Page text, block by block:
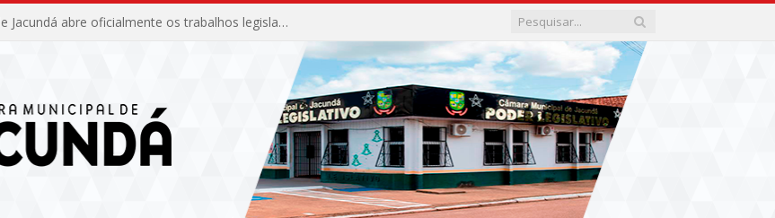
Câmara Municipal de Jacundá abre oficialmente os trabalhos legislativos de 2026